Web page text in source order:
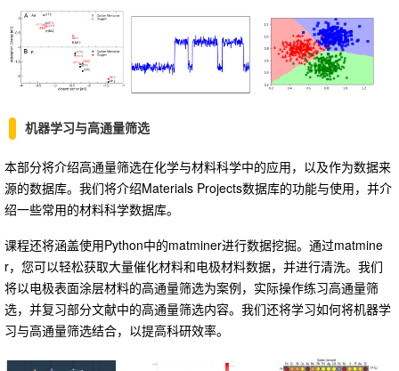
机器学习与高通量筛选
本部分将介绍高通量筛选在化学与材料科学中的应用，以及作为数据来
源的数据库。我们将介绍Materials Projects数据库的功能与使用，并介
绍一些常用的材料科学数据库。
课程还将涵盖使用Python中的matminer进行数据挖掘。通过matmine
r，您可以轻松获取大量催化材料和电极材料数据，并进行清洗。我们
将以电极表面涂层材料的高通量筛选为案例，实际操作练习高通量筛
选，并复习部分文献中的高通量筛选内容。我们还将学习如何将机器学
习与高通量筛选结合，以提高科研效率。